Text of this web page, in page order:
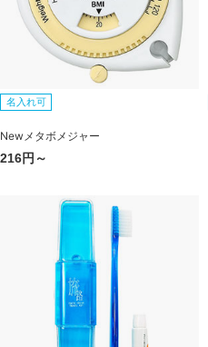
名入れ可
Newメタボメジャー
216円～